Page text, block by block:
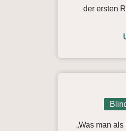
der ersten
„Was man